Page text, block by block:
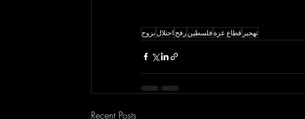
نزوح احتلال رفح فلسطين قطاع غزة تهجير
Recent Posts